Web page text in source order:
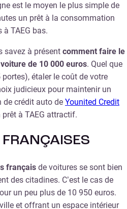
est le moyen le plus simple de
un prêt à la consommation
TAEG bas.
savez à présent comment faire le
de 10 000 euros. Quel que
étaler le coût de votre
judicieux pour maintenir un
de crédit auto de Younited Credit
à TAEG attractif.
français de voitures se sont bien
des citadines. C’est le cas de
un peu plus de 10 950 euros.
et offrant un espace intérieur